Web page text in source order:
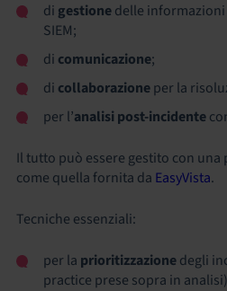
di gestionedelle informazioni
SIEM;
di comunicazione;
di collaborazioneper la
per l’analisi post-incidente
Il tutto può essere gestito con
come quella fornita da EasyVista.
Tecniche essenziali:
per la prioritizzazionedegli
practice prese sopra in analisi)